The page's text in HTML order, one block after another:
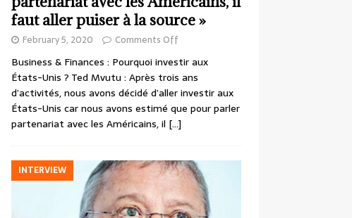
faut aller puiser à la source »
February 5, 2020 Comments Off
Business & Finances : Pourquoi investir aux
États-Unis ? Ted Mvutu : Après trois ans
d’activités, nous avons décidé d’aller investir aux
États-Unis car nous avons estimé que pour parler
partenariat avec les Américains, il […]
INTERVIEW